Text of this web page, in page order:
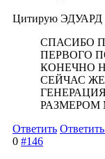
Цитирую ЭДУАРД
СПАСИБО
ПЕРВОГО
КОНЕЧНО
СЕЙЧАС
РАЗМЕРОМ
Ответить
0 #146